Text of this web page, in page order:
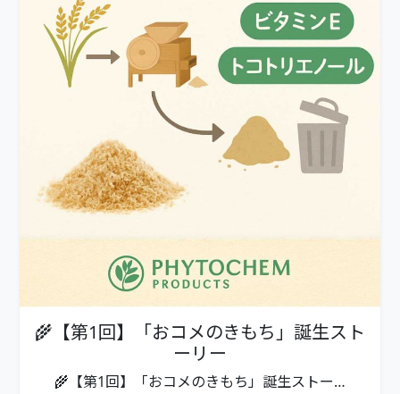
🌾【第1回】「おコメのきもち」誕生スト
ーリー
🌾【第1回】「おコメのきもち」誕生ストー…